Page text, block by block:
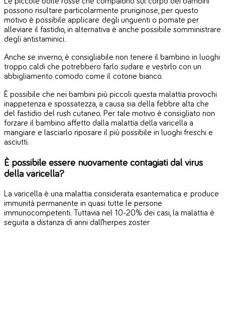
possono risultare particolarmente pruriginose, per questo
motivo è possibile applicare degli unguenti o pomate per
alleviare il fastidio, in alternativa è anche possibile somministrare
degli antistaminici.
Anche se inverno, è consigliabile non tenere il bambino in luoghi
troppo caldi che potrebbero farlo sudare e vestirlo con un
abbigliamento comodo come il cotone bianco.
È possibile che nei bambini più piccoli questa malattia provochi
inappetenza e spossatezza, a causa sia della febbre alta che
del fastidio del rush cutaneo. Per tale motivo è consigliato non
forzare il bambino affetto dalla malattia della varicella a
mangiare e lasciarlo riposare il più possibile in luoghi freschi e
asciutti.
È possibile essere nuovamente contagiati dal virus
della varicella?
La varicella è una malattia considerata esantematica e produce
immunità permanente in quasi tutte le persone
immunocompetenti. Tuttavia nel 10-20% dei casi, la malattia è
seguita a distanza di anni dall’herpes zoster